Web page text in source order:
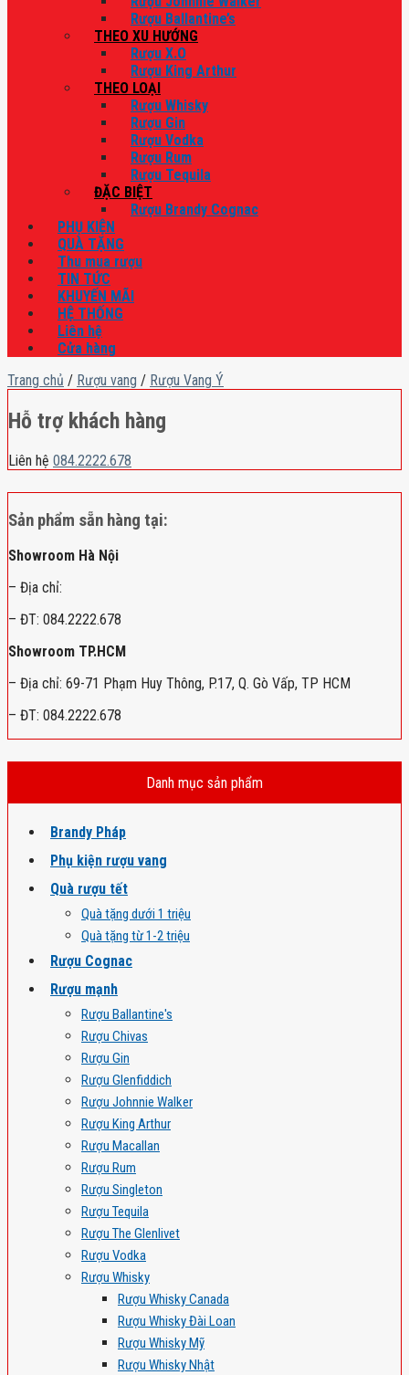
Rượu Ballantine’s
THEO XU HƯỚNG
Rượu X.O
Rượu King Arthur
THEO LOẠI
Rượu Whisky
Rượu Gin
Rượu Vodka
Rượu Rum
Rượu Tequila
ĐẶC BIỆT
Rượu Brandy Cognac
PHỤ KIỆN
QUÀ TẶNG
Thu mua rượu
TIN TỨC
KHUYẾN MÃI
HỆ THỐNG
Liên hệ
Cửa hàng
Trang chủ / Rượu vang / Rượu Vang Ý
Hỗ trợ khách hàng
Liên hệ 084.2222.678
Sản phẩm sẵn hàng tại:
Showroom Hà Nội
– Địa chỉ:
– ĐT: 084.2222.678
Showroom TP.HCM
– Địa chỉ: 69-71 Phạm Huy Thông, P.17, Q. Gò Vấp, TP HCM
– ĐT: 084.2222.678
Danh mục sản phẩm
Brandy Pháp
Phụ kiện rượu vang
Quà rượu tết
Quà tặng dưới 1 triệu
Quà tặng từ 1-2 triệu
Rượu Cognac
Rượu mạnh
Rượu Ballantine's
Rượu Chivas
Rượu Gin
Rượu Glenfiddich
Rượu Johnnie Walker
Rượu King Arthur
Rượu Macallan
Rượu Rum
Rượu Singleton
Rượu Tequila
Rượu The Glenlivet
Rượu Vodka
Rượu Whisky
Rượu Whisky Canada
Rượu Whisky Đài Loan
Rượu Whisky Mỹ
Rượu Whisky Nhật